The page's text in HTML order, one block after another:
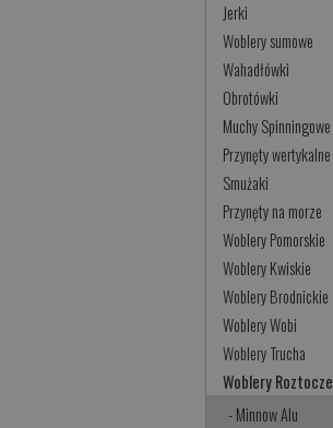
Jerki
Woblery sumowe
Wahadłówki
Obrotówki
Muchy Spinningowe
Przynęty wertykalne
Smużaki
Przynęty na morze
Woblery Pomorskie
Woblery Kwiskie
Woblery Brodnickie
Woblery Wobi
Woblery Trucha
Woblery Roztocze
- Minnow Alu